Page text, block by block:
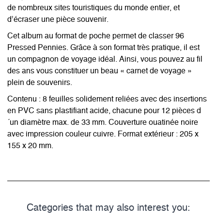
de nombreux sites touristiques du monde entier, et
d’écraser une pièce souvenir.
Cet album au format de poche permet de classer 96
Pressed Pennies. Grâce à son format très pratique, il est
un compagnon de voyage idéal. Ainsi, vous pouvez au fil
des ans vous constituer un beau « carnet de voyage »
plein de souvenirs.
Contenu : 8 feuilles solidement reliées avec des insertions
en PVC sans plastifiant acide, chacune pour 12 pièces d
´un diamètre max. de 33 mm. Couverture ouatinée noire
avec impression couleur cuivre. Format extérieur : 205 x
155 x 20 mm.
Categories that may also interest you: